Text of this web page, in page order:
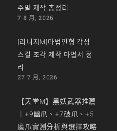
주말 제작 총정리
7 8 月, 2026
[리니지M]마법인형 각성
스킬 조각 제작 마법서 정
리
27 7 月, 2026
【天堂M】黑妖武器推薦
｜+9幽爪、+7破爪、+5
魔爪實測分析與選擇攻略